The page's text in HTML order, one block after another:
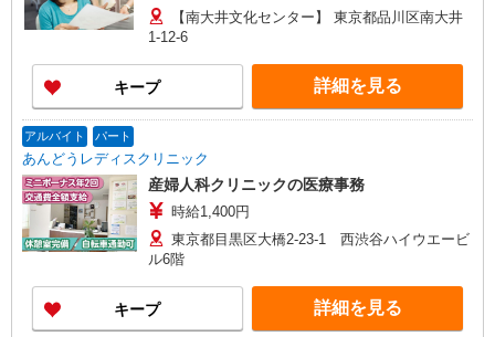
【南大井文化センター】 東京都品川区南大井
1-12-6
キープ 詳細を見る
アルバイト パート
あんどうレディスクリニック
産婦人科クリニックの医療事務
時給1,400円
東京都目黒区大橋2-23-1 西渋谷ハイウエービ
ル6階
キープ 詳細を見る